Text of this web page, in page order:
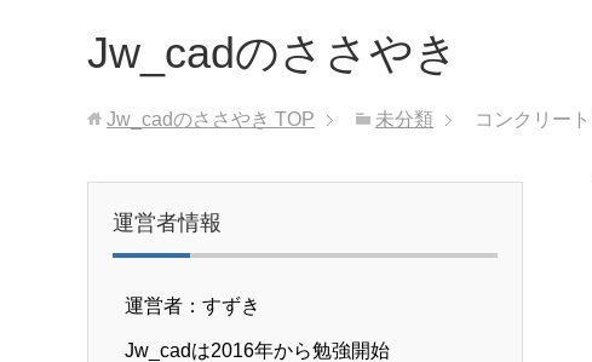
Jw_cadのささやき
Jw_cadのささやき TOP 未分類 コンクリー
運営者情報
運営者：すずき
Jw_cadは2016年から勉強開始